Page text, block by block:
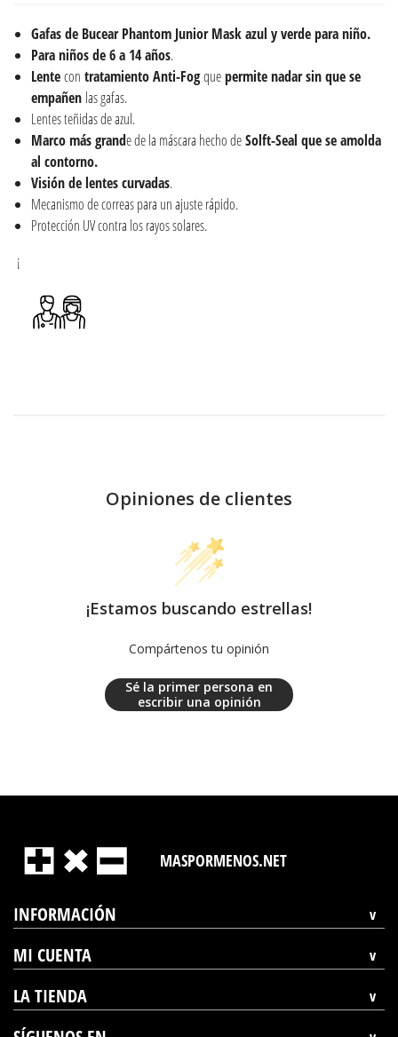
Gafas de Bucear Phantom Junior Mask azul y verde para niño.
Para niños de 6 a 14 años.
Lentecon tratamiento Anti-Fogquepermite nadar sin que se
empañen las gafas.
Lentes teñidas de azul.
Marco más grande de la máscara hecho deSolft-Seal que se amolda
al contorno.
Visión de lentes curvadas.
Mecanismo de correas para un ajuste rápido.
Protección UV contra los rayos solares.
¡
Opiniones de clientes
¡Estamos buscando estrellas!
Compártenos tu opinión
Sé la primer persona en
escribir una opinión
MASPORMENOS.NET
INFORMACIÓN
MI CUENTA
LA TIENDA